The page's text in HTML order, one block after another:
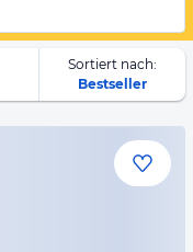
Sortiert nach:
Bestseller